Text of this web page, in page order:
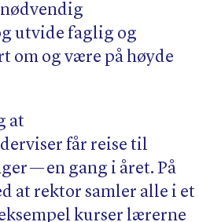
utvide faglig og
om og være på høyde
at
får reise til
— en gang i året. På
at rektor samler alle i et
kurser lærerne